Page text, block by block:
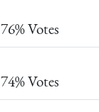
76% Votes
74% Votes